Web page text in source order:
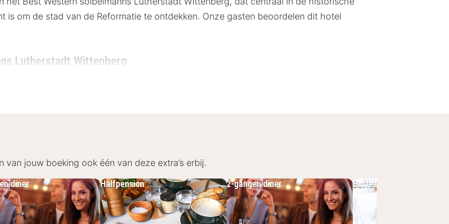
is om de stad van de Reformatie te ontdekken. Onze gasten beoordelen dit hotel
Lutherstadt Wittenberg
Wittenberg bevindt zich tussen het Lutherhaus en het Melanchthonhaus, midden in
km
– ca. 300 m
jouw boeking ook één van deze extra’s erbij.
diner Halfpension 2-gangen diner Buffet